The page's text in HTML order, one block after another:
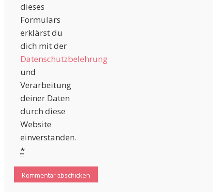
dieses
Formulars
erklärst du
dich mit der
Datenschutzbelehrung
und
Verarbeitung
deiner Daten
durch diese
Website
einverstanden.
*